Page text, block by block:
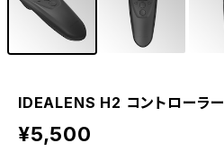
IDEALENS H2 コントローラー
¥5,500